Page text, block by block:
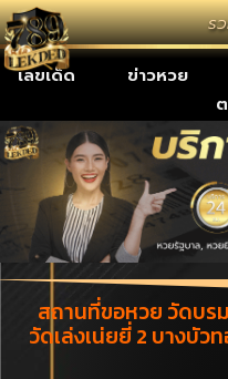
รวม
เลขเด็ด ข่าวหวย
สถานที่ขอหวย วัดบร
วัดเล่งเน่ยยี่ 2 บางบั